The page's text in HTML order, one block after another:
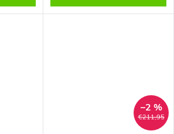
€211,95
–2 %